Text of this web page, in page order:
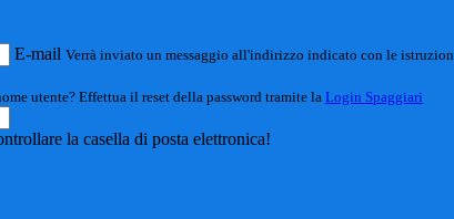
E-mail Verrà inviato un messaggio all'indirizzo indicato con le
utente? Effettua il reset della password tramite la Login Spaggiari
la casella di posta elettronica!